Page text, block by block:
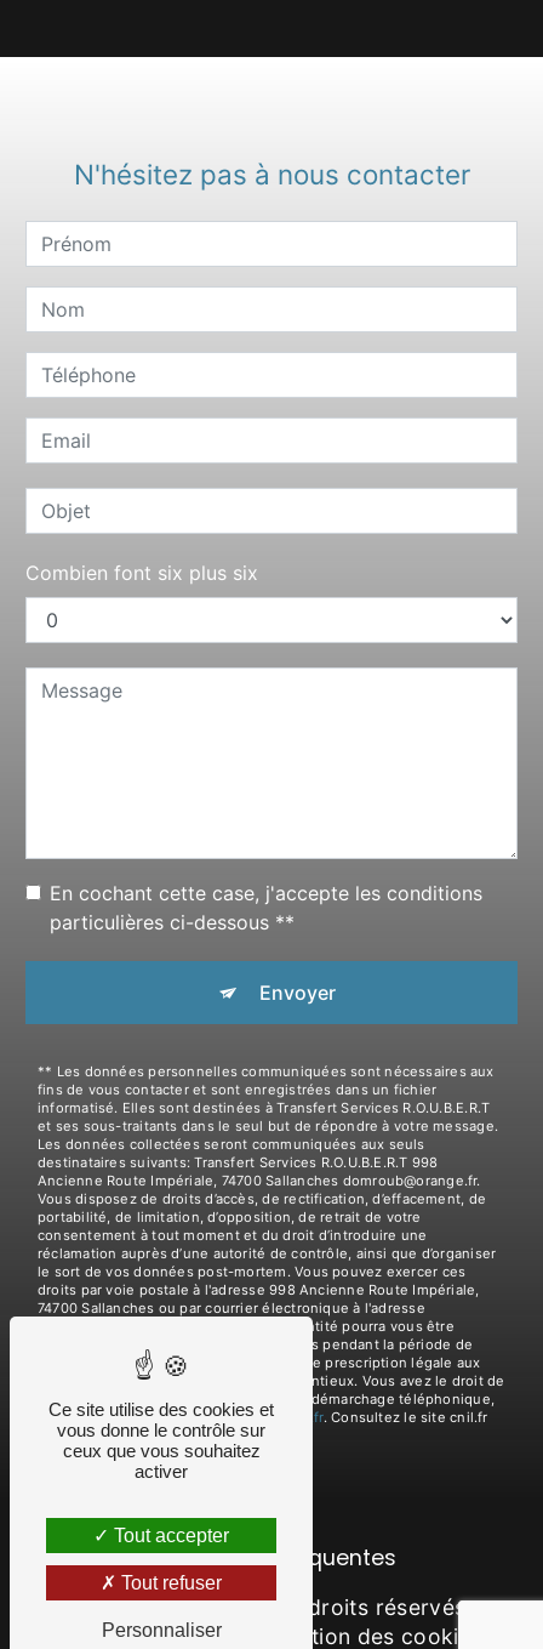
N'hésitez pas à nous contacter
Combien font six plus six
En cochant cette case, j'accepte les conditions
particulières ci-dessous **
Envoyer
** Les données personnelles communiquées sont nécessaires aux
fins de vous contacter et sont enregistrées dans un fichier
informatisé. Elles sont destinées à Transfert Services R.O.U.B.E.R.T
et ses sous-traitants dans le seul but de répondre à votre message.
Les données collectées seront communiquées aux seuls
destinataires suivants: Transfert Services R.O.U.B.E.R.T 998
Ancienne Route Impériale, 74700 Sallanches domroub@orange.fr.
Vous disposez de droits d’accès, de rectification, d’effacement, de
portabilité, de limitation, d’opposition, de retrait de votre
consentement à tout moment et du droit d’introduire une
réclamation auprès d’une autorité de contrôle, ainsi que d’organiser
le sort de vos données post-mortem. Vous pouvez exercer ces
droits par voie postale à l'adresse 998 Ancienne Route Impériale,
74700 Sallanches ou par courrier électronique à l'adresse
domroub@orange.fr. Un justificatif d'identité pourra vous être
demandé. Nous conservons vos données pendant la période de
prise de contact puis pendant la durée de prescription légale aux
fins probatoires et de gestion des contentieux. Vous avez le droit de
vous inscrire sur la liste d'opposition au démarchage téléphonique,
disponible à cette adresse: Bloctel.gouv.fr. Consultez le site cnil.fr
pour plus d’informations sur vos droits.
Recherches fréquentes
©Vistalid- 2026 - Tous droits réservés -
Mentions légales
Gestion des cookies
Ce site utilise des cookies et
vous donne le contrôle sur
ceux que vous souhaitez
activer
Tout accepter
Tout refuser
Personnaliser